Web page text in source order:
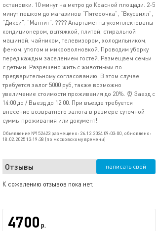
остановки. 10 минут на метро до Красной площади. 2-5
минут пешком до магазинов “Пятерочка”, “Вкусвилл”,
”Дикси”, “Магнит”. ???? Апартаменты укомплектованы
кондиционером, вытяжкой, плитой, стиральной
машиной, чайником, телевизором, холодильником,
феном, утюгом и микроволновкой. Проводим уборку
перед каждым заселением гостей. Размещаем семьи
с детьми. Разрешено жить с животными по
предварительному согласованию. В этом случае
требуется залог 5000 руб, также возможно
увеличение стоимости проживания дo 20%. ⏰ Заезд с
14:00 до / Выезд до 12:00. При въезде требуется
внесение возвратного залога в размере суточной
суммы проживания или документ!
Объявление №152623 размещено: 26.12.2024 09:03:00, обновлено:
18.02.2025 13:19:38 (по московскому времени)
Отзывы написать свой
К сожалению отзывов пока нет.
4700 р.